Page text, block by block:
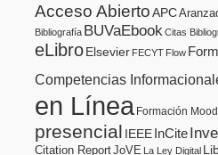
Acceso AbiertoAPC
Bibliografía BUVaEbook Citas
eLibroElsevier FECYT Flow
Competencias
en Línea Formación
presencial IEEE InCite
Citation ReportJoVE La Ley Digital